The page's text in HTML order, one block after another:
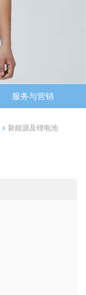
服务与营销
新能源及锂电池